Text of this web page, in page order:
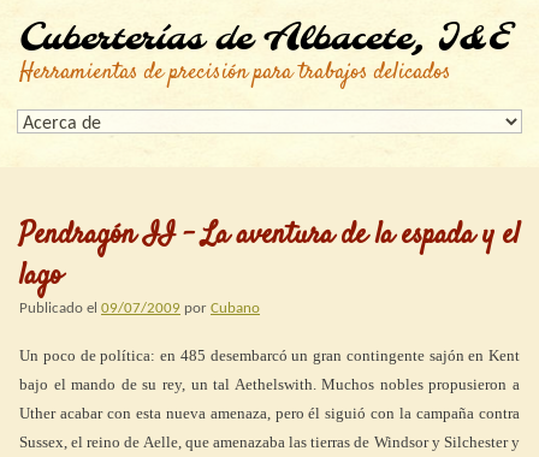
Cuberterías de Albacete, I&E
Herramientas de precisión para trabajos delicados
Pendragón II – La aventura de la espada y el
lago
Publicado el 09/07/2009 por Cubano
Un poco de política: en 485 desembarcó un gran contingente sajón en Kent
bajo el mando de su rey, un tal Aethelswith. Muchos nobles propusieron a
Uther acabar con esta nueva amenaza, pero él siguió con la campaña contra
Sussex, el reino de Aelle, que amenazaba las tierras de Windsor y Silchester y